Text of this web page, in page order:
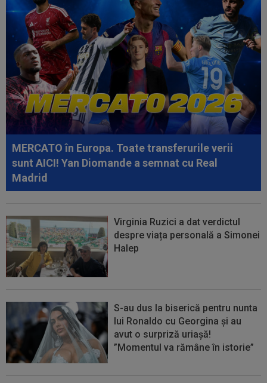
09:03
Petrolul - Oțelul, LIVE VIDEO, 18:30, Digi Sport
1. Moldovenii s-au impus cu...
08:58
Hakan Calhanoglu a ”dat din casă”! Ce
obiective a setat Cristi Chivu la Inter...
08:57
”Meciul anului”: în minutul 10, oaspeții
conduceau cu 3-0, însă abia apoi a...
08:52
După 1.085 de zile! Adrian Mazilu a dat primul
gol pentru Dinamo și nu s-a...
08:43
Universitatea Craiova - FC Argeș, LIVE VIDEO,
21:30, DGS 1. Un jucător a plecat...
MERCATO în Europa. Toate transferurile verii
sunt AICI! Yan Diomande a semnat cu Real
Madrid
Virginia Ruzici a dat verdictul
despre viața personală a Simonei
Halep
S-au dus la biserică pentru nunta
lui Ronaldo cu Georgina și au
avut o surpriză uriașă!
”Momentul va rămâne în istorie”